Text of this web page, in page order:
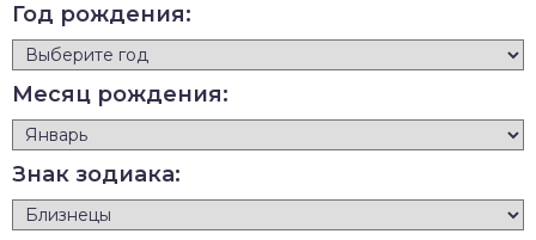
Год рождения:
Месяц рождения:
Знак зодиака: